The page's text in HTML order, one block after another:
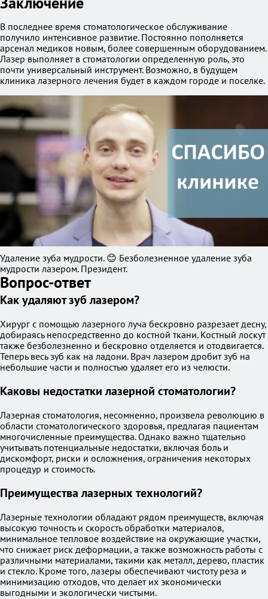
В последнее время стоматологическое обслуживание
получило интенсивное развитие. Постоянно пополняется
арсенал медиков новым, более совершенным оборудованием.
Лазер выполняет в стоматологии определенную роль, это
почти универсальный инструмент. Возможно, в будущем
клиника лазерного лечения будет в каждом городе и поселке.
Удаление зуба мудрости. 😊 Безболезненное удаление зуба
мудрости лазером. Президент.
Вопрос-ответ
Как удаляют зуб лазером?
Хирург с помощью лазерного луча бескровно разрезает десну,
добираясь непосредственно до костной ткани. Костный лоскут
также безболезненно и бескровно отделяется и отодвигается.
Теперь весь зуб как на ладони. Врач лазером дробит зуб на
небольшие части и полностью удаляет его из челюсти.
Каковы недостатки лазерной стоматологии?
Лазерная стоматология, несомненно, произвела революцию в
области стоматологического здоровья, предлагая пациентам
многочисленные преимущества. Однако важно тщательно
учитывать потенциальные недостатки, включая боль и
дискомфорт, риски и осложнения, ограничения некоторых
процедур и стоимость.
Преимущества лазерных технологий?
Лазерные технологии обладают рядом преимуществ, включая
высокую точность и скорость обработки материалов,
минимальное тепловое воздействие на окружающие участки,
что снижает риск деформации, а также возможность работы с
различными материалами, такими как металл, дерево, пластик
и стекло. Кроме того, лазеры обеспечивают чистоту реза и
минимизацию отходов, что делает их экономически
выгодными и экологически чистыми.